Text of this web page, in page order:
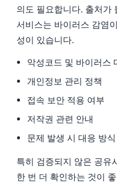
의도 필요합니다. 출처가
서비스는 바이러스 감염
성이 있습니다.
악성코드 및 바이러스
개인정보 관리 정책
접속 보안 적용 여부
저작권 관련 안내
문제 발생 시 대응 방식
특히 검증되지 않은 공유
한 번 더 확인하는 것이